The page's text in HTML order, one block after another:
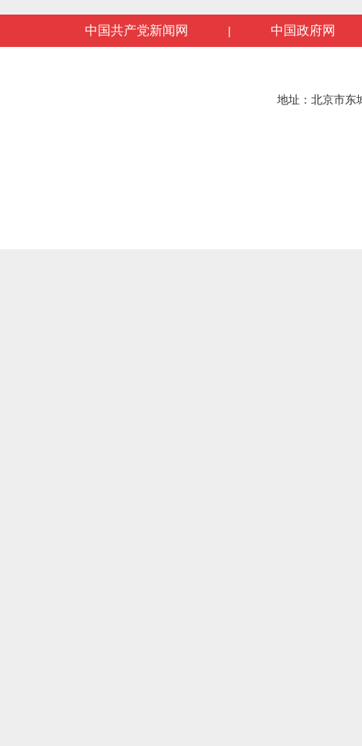
中国共产党新闻网 | 中国政府网
地址：北京市东